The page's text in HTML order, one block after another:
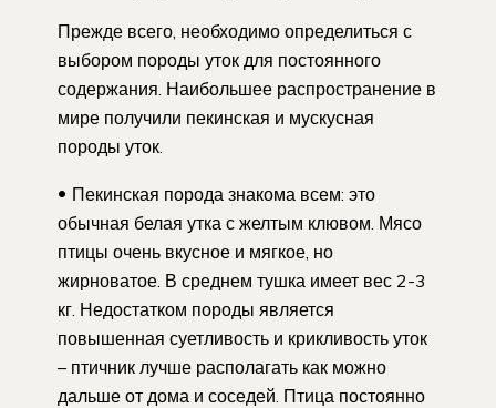
Прежде всего, необходимо определиться с
выбором породы уток для постоянного
содержания. Наибольшее распространение в
мире получили пекинская и мускусная
породы уток.
Пекинская порода знакома всем: это
обычная белая утка с желтым клювом. Мясо
птицы очень вкусное и мягкое, но
жирноватое. В среднем тушка имеет вес 2-3
кг. Недостатком породы является
повышенная суетливость и крикливость уток
– птичник лучше располагать как можно
дальше от дома и соседей. Птица постоянно